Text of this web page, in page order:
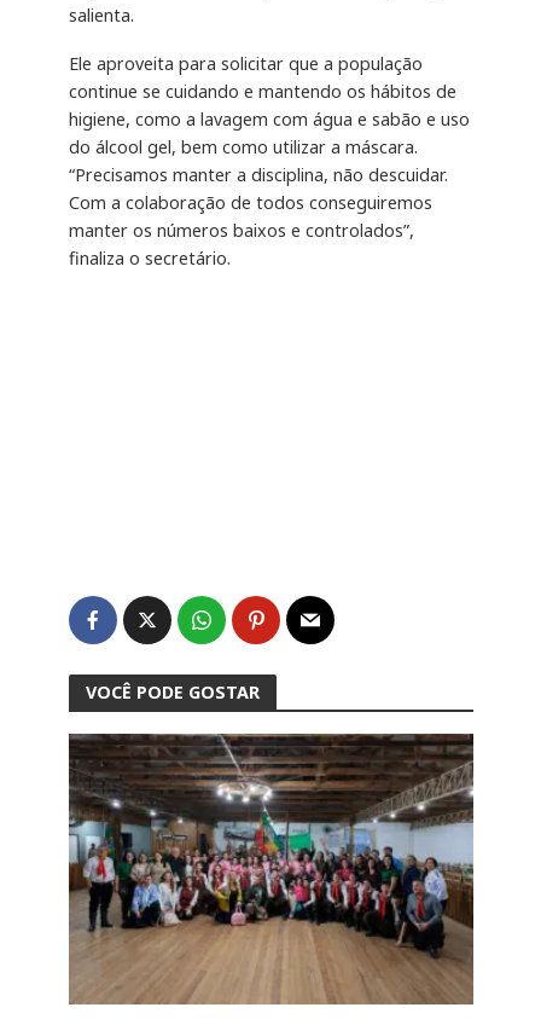
salienta.
Ele aproveita para solicitar que a população
continue se cuidando e mantendo os hábitos de
higiene, como a lavagem com água e sabão e uso
do álcool gel, bem como utilizar a máscara.
“Precisamos manter a disciplina, não descuidar.
Com a colaboração de todos conseguiremos
manter os números baixos e controlados”,
finaliza o secretário.
VOCÊ PODE GOSTAR